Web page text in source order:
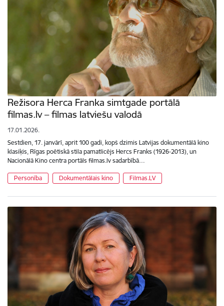
Režisora Herca Franka simtgade portālā
filmas.lv – filmas latviešu valodā
17.01.2026.
Sestdien, 17. janvārī, aprit 100 gadi, kopš dzimis Latvijas dokumentālā kino
klasiķis, Rīgas poētiskā stila pamatlicējs Hercs Franks (1926-2013), un
Nacionālā Kino centra portāls filmas.lv sadarbībā…
Personība Dokumentālais kino Filmas.LV